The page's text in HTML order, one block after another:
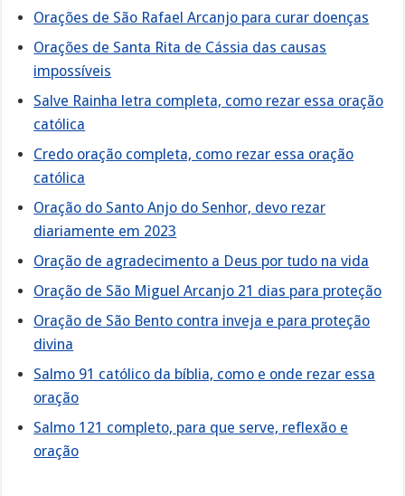
Orações de São Rafael Arcanjo para curar doenças
Orações de Santa Rita de Cássia das causas
impossíveis
Salve Rainha letra completa, como rezar essa oração
católica
Credo oração completa, como rezar essa oração
católica
Oração do Santo Anjo do Senhor, devo rezar
diariamente em 2023
Oração de agradecimento a Deus por tudo na vida
Oração de São Miguel Arcanjo 21 dias para proteção
Oração de São Bento contra inveja e para proteção
divina
Salmo 91 católico da bíblia, como e onde rezar essa
oração
Salmo 121 completo, para que serve, reflexão e
oração